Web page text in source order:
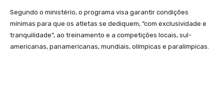
Segundo o ministério, o programa visa garantir condições
mínimas para que os atletas se dediquem, “com exclusividade e
tranquilidade”, ao treinamento e a competições locais, sul-
americanas, panamericanas, mundiais, olímpicas e paralímpicas.